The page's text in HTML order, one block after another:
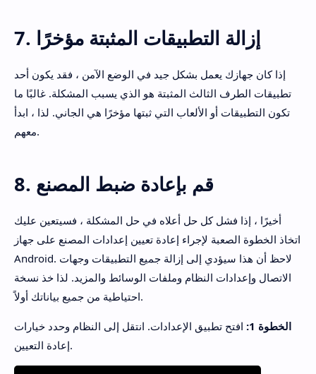
7. إزالة التطبيقات المثبتة مؤخرًا
إذا كان جهازك يعمل بشكل جيد في الوضع الآمن ، فقد يكون أحد
تطبيقات الطرف الثالث المثبتة هو الذي يسبب المشكلة. غالبًا ما
تكون التطبيقات أو الألعاب التي ثبتها مؤخرًا هي الجاني. لذا ، ابدأ
معهم.
8. قم بإعادة ضبط المصنع
أخيرًا ، إذا فشل كل حل أعلاه في حل المشكلة ، فسيتعين عليك
اتخاذ الخطوة الصعبة لإجراء إعادة تعيين إعدادات المصنع على جهاز
Android. لاحظ أن هذا سيؤدي إلى إزالة جميع التطبيقات وجهات
الاتصال وإعدادات النظام وملفات الوسائط والمزيد. لذا خذ نسخة
احتياطية من جميع بياناتك أولاً.
الخطوة 1:
افتح تطبيق الإعدادات. انتقل إلى النظام وحدد خيارات
إعادة التعيين.